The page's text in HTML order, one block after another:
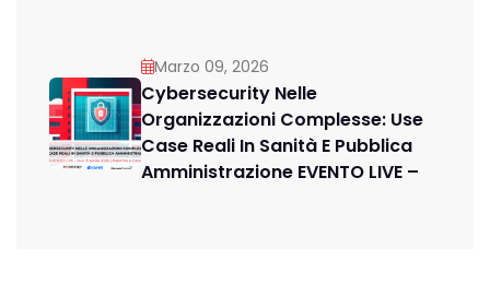
Marzo 09, 2026
Cybersecurity Nelle
Organizzazioni Complesse: Use
Case Reali In Sanità E Pubblica
Amministrazione EVENTO LIVE –